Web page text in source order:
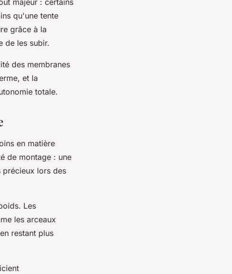
majeur : certains
qu'une tente
grâce à la
de les subir.
des membranes
et la
totale.
en matière
de montage : une
précieux lors des
Les
les arceaux
restant plus